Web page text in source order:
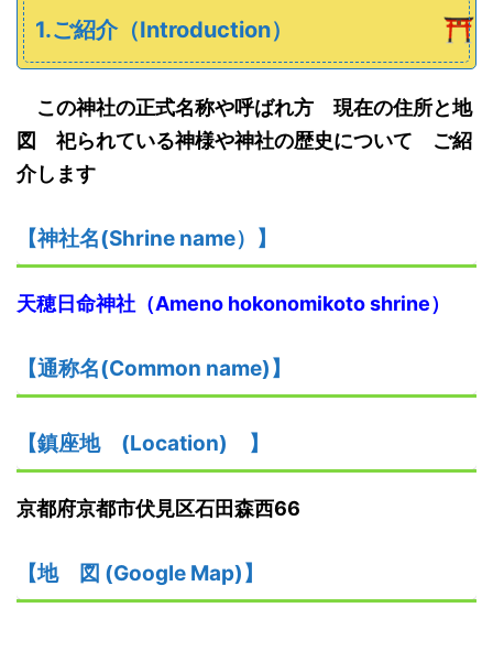
1.ご紹介（Introduction）
この神社の正式名称や呼ばれ方 現在の住所と地
図 祀られている神様や神社の歴史について ご紹
介します
【神社名(Shrine name） 】
天穂日命神社（Ameno hokonomikotoshrine）
【通称名(Common name) 】
【鎮座地 (Location) 】
京都府京都市伏見区石田森西66
【地 図 (Google Map) 】